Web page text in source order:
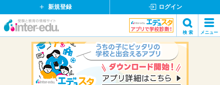
新規登録 ログイン
イ
検 索 メニュー
検索